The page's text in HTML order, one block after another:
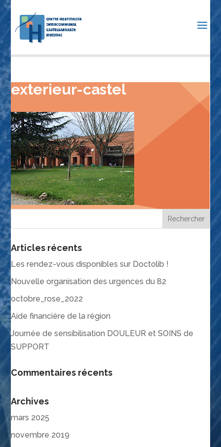
exterieur-castel
Articles récents
Les rendez-vous disponibles sur Doctolib !
Nouvelle organisation des urgences du 82
octobre_rose_2022
Aide financière de la région
Journée de sensibilisation DOULEUR et SOINS de
SUPPORT
Commentaires récents
Archives
mars 2025
novembre 2019